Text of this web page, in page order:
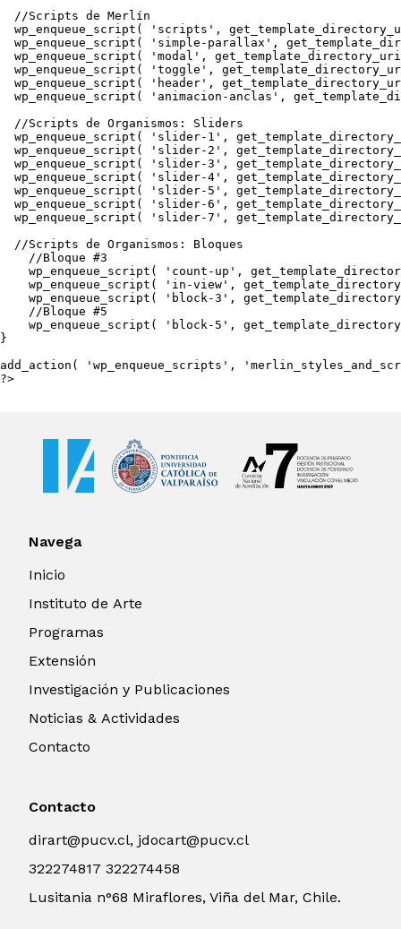
  //Scripts de Merlín
wp_enqueue_script( 'scripts',
wp_enqueue_script( 'simple-parallax',
wp_enqueue_script( 'modal',
wp_enqueue_script( 'toggle',
wp_enqueue_script( 'header',
wp_enqueue_script( 'animacion-anclas',
  //Scripts de Organismos: Sliders
wp_enqueue_script( 'slider-1',
wp_enqueue_script( 'slider-2',
wp_enqueue_script( 'slider-3',
wp_enqueue_script( 'slider-4',
wp_enqueue_script( 'slider-5',
wp_enqueue_script( 'slider-6',
wp_enqueue_script( 'slider-7',
  //Scripts de Organismos: Bloques
    //Bloque #3
wp_enqueue_script( 'count-up',
wp_enqueue_script( 'in-view',
wp_enqueue_script( 'block-3',
    //Bloque #5
wp_enqueue_script( 'block-5',
}
add_action( 'wp_enqueue_scripts',
?>
Navega
Inicio
Instituto de Arte
Programas
Extensión
Investigación y Publicaciones
Noticias & Actividades
Contacto
Contacto
dirart@pucv.cl, jdocart@pucv.cl
322274817 322274458
Lusitania n°68 Miraflores, Viña del Mar, Chile.